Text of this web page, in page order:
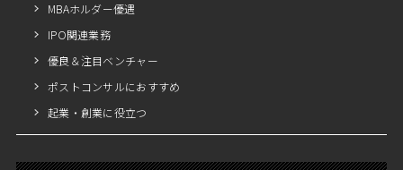
MBAホルダー優遇
IPO関連業務
優良＆注目ベンチャー
ポストコンサルにおすすめ
起業・創業に役立つ